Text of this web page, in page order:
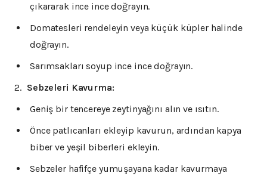
çıkararak ince ince doğrayın.
Domatesleri rendeleyin veya küçük küpler halinde
doğrayın.
Sarımsakları soyup ince ince doğrayın.
Sebzeleri Kavurma:
Geniş bir tencereye zeytinyağını alın ve ısıtın.
Önce patlıcanları ekleyip kavurun, ardından kapya
biber ve yeşil biberleri ekleyin.
Sebzeler hafifçe yumuşayana kadar kavurmaya